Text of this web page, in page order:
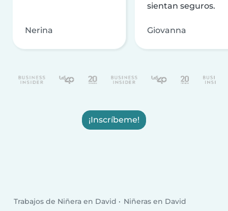
Nerina
sientan seguros.
Giovanna
¡Inscríbeme!
Trabajos de Niñera en David Niñeras en David